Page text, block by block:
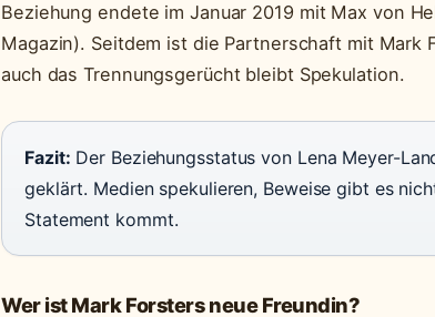
Beziehung endete im Januar 2019 mit Max von
Magazin). Seitdem ist die Partnerschaft mit
auch das Trennungsgerücht bleibt Spekulation.
Fazit: Der Beziehungsstatus von Lena Meyer-
geklärt. Medien spekulieren, Beweise gibt es
Statement kommt.
Wer ist Mark Forsters neue Freundin?